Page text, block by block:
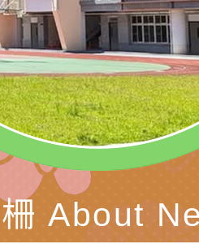
必修課」、
教養」海報
會」海報
市勞動力重
「2026臺
覺設計競賽
市政府LED
部訂於115
)下午2時至5
學教育館（
路189號）
115學年度
樂班鑑定二
新聞處115
新聞處115
About